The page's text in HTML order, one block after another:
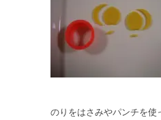
のりをはさみやパンチを使